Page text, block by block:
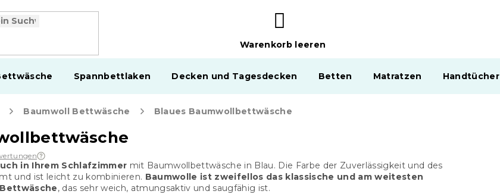
WARENKORB
Warenkorb leeren
Spannbettlaken Decken und Tagesdecken Betten Matratzen
Baumwoll Bettwäsche Blaues Baumwollbettwäsche
in Ihrem Schlafzimmer mit Baumwollbettwäsche in Blau. Die Farbe der Zuverlässigkeit und des
und ist leicht zu kombinieren. Baumwolle ist zweifellos das klassische und am weitesten
, das sehr weich, atmungsaktiv und saugfähig ist.